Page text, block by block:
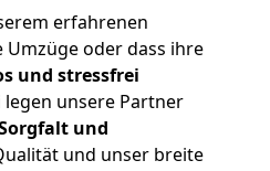
erfahrenen
oder dass ihre
und stressfrei
unsere Partner
und
und unser breite